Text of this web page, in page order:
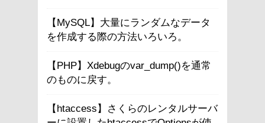
【MySQL】大量にランダムなデータ
を作成する際の方法いろいろ。
【PHP】Xdebugのvar_dump()を通常
のものに戻す。
【htaccess】さくらのレンタルサーバ